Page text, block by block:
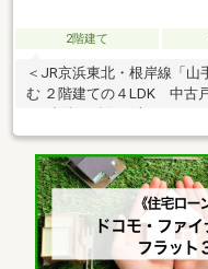
2階建て
＜JR京浜東北・根岸線「
む ２階建ての４LDK 中古
に分かれて）駐車できるス
ー、または来客用として
用地域に位置し、閑静な住
畳以上の広さを確保。ま
あり、換気可能。